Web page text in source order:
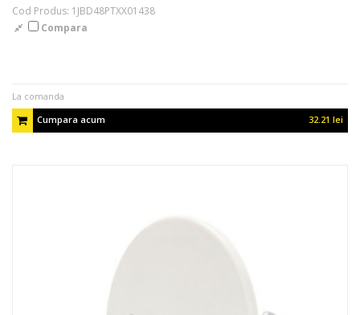
Cod Produs: 1JBD48PTXX01438
Compara
La comanda
Cumpara acum
32.21 lei